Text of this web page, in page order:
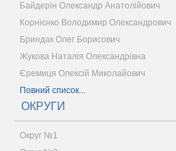
Байдерін Олександр Анатолійович
Корнієнко Володимир Олександрович
Бриндак Олег Борисович
Жукова Наталія Олександрівна
Єремиця Олексій Миколайович
Повний список...
ОКРУГИ
Округ №1